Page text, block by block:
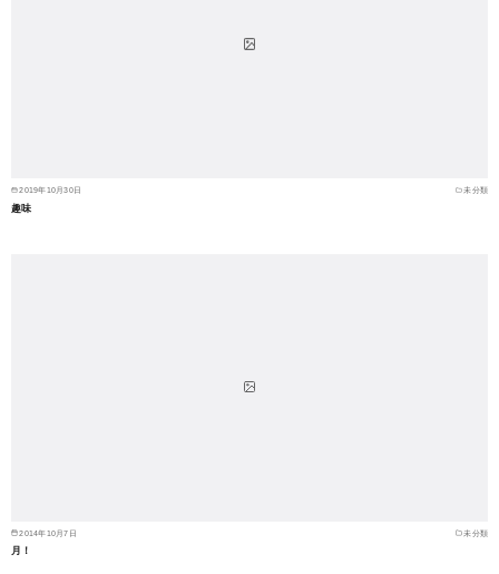
2019年10月30日 未分類
趣味
2014年10月7日 未分類
月！